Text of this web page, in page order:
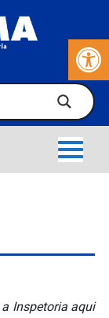
Barra de
Inspetoria aqui